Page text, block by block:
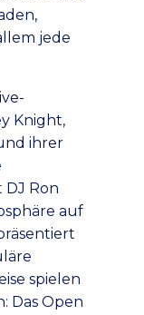
jede
Knight,
ihrer
Ron
auf
spielen
Das Open